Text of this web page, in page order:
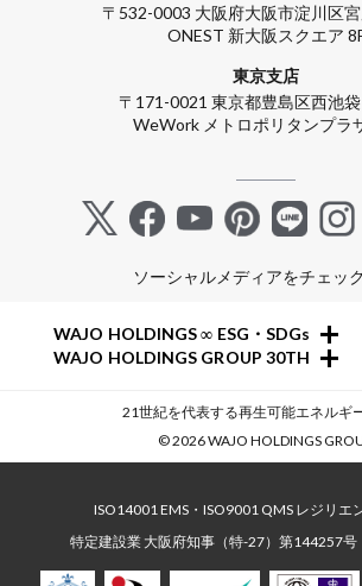
〒532-0003 大阪府大阪市淀川区
ONEST 新大阪スクエア
東京支店
〒171-0021 東京都豊島区西池
WeWork メトロポリタンプラ
ソーシャルメディアをチェッ
WAJO HOLDINGS ∞ ESG・SDGs +
新サービスサイト
- 高圧太陽光発電所の買取
- NonFIT太陽光発電所
- FIP転換と蓄電池の増設
WAJO HOLDINGS GROUP 30TH +
- 収益性が高い系統用蓄電池
- 仲介業者を挟まない買取販売直売店
- 高圧太陽光発電所の一括査定
- FIT投資なら太陽光発電
21世紀を代表する再生可能エネルギ
© 2026 WAJO HOLDINGS
ISO14001 EMS・ISO9001 QMS レジリエ
特定建設業 大阪府知事（特-27）第144257号